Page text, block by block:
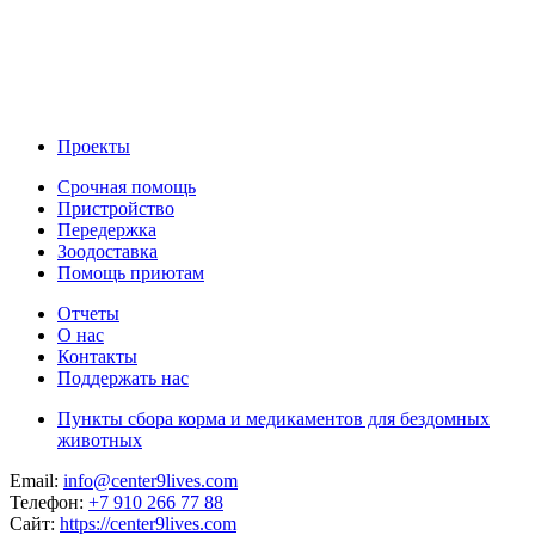
Проекты
Срочная помощь
Пристройство
Передержка
Зоодоставка
Помощь приютам
Отчеты
О нас
Контакты
Поддержать нас
Пункты сбора корма и медикаментов для бездомных
животных
Email: info@center9lives.com
Телефон: +7 910 266 77 88
Сайт: https://center9lives.com